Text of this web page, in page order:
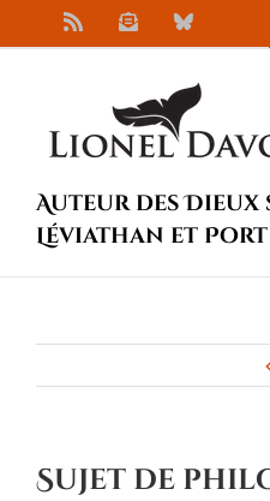
au
NewsletterBluesky
Auteur des Dieux
Léviathan et Port
Sujet de